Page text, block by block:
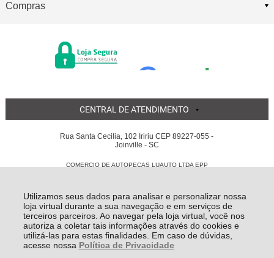
Utilizamos seus dados para analisar e personalizar nossa
loja virtual durante a sua navegação e em serviços de
terceiros parceiros. Ao navegar pela loja virtual, você nos
autoriza a coletar tais informações através do cookies e
utilizá-las para estas finalidades. Em caso de dúvidas,
acesse nossa Política de Privacidade
Compras
CENTRAL DE ATENDIMENTO
Rua Santa Cecilia, 102 Iririu CEP 89227-055 -
Joinville - SC
COMERCIO DE AUTOPECAS LUAUTO LTDA EPP